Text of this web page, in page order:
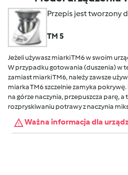
Przepis jest tworzony
TM 5
Jeżeli używasz miarki TM6 w swoim
W przypadku gotowania (duszenia) w
zamiast miarki TM6, należy zawsze
miarka TM6 szczelnie zamyka
na górze naczynia, przepuszcza parę, a
rozpryskiwaniu potrawy z naczynia
Ważna informacja dla